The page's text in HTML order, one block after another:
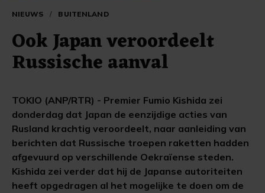
NIEUWS / BUITENLAND
Ook Japan veroordeelt
Russische aanval
TOKIO (ANP/RTR) - Premier Fumio Kishida zei
donderdag dat Japan de eenzijdige acties van
Rusland krachtig veroordeelt, naar aanleiding van
berichten dat Russische troepen raketten hadden
afgevuurd op verschillende Oekraïense steden.
Kishida zei verder dat hij de Japanse autoriteiten
heeft opgedragen al het mogelijke te doen om de